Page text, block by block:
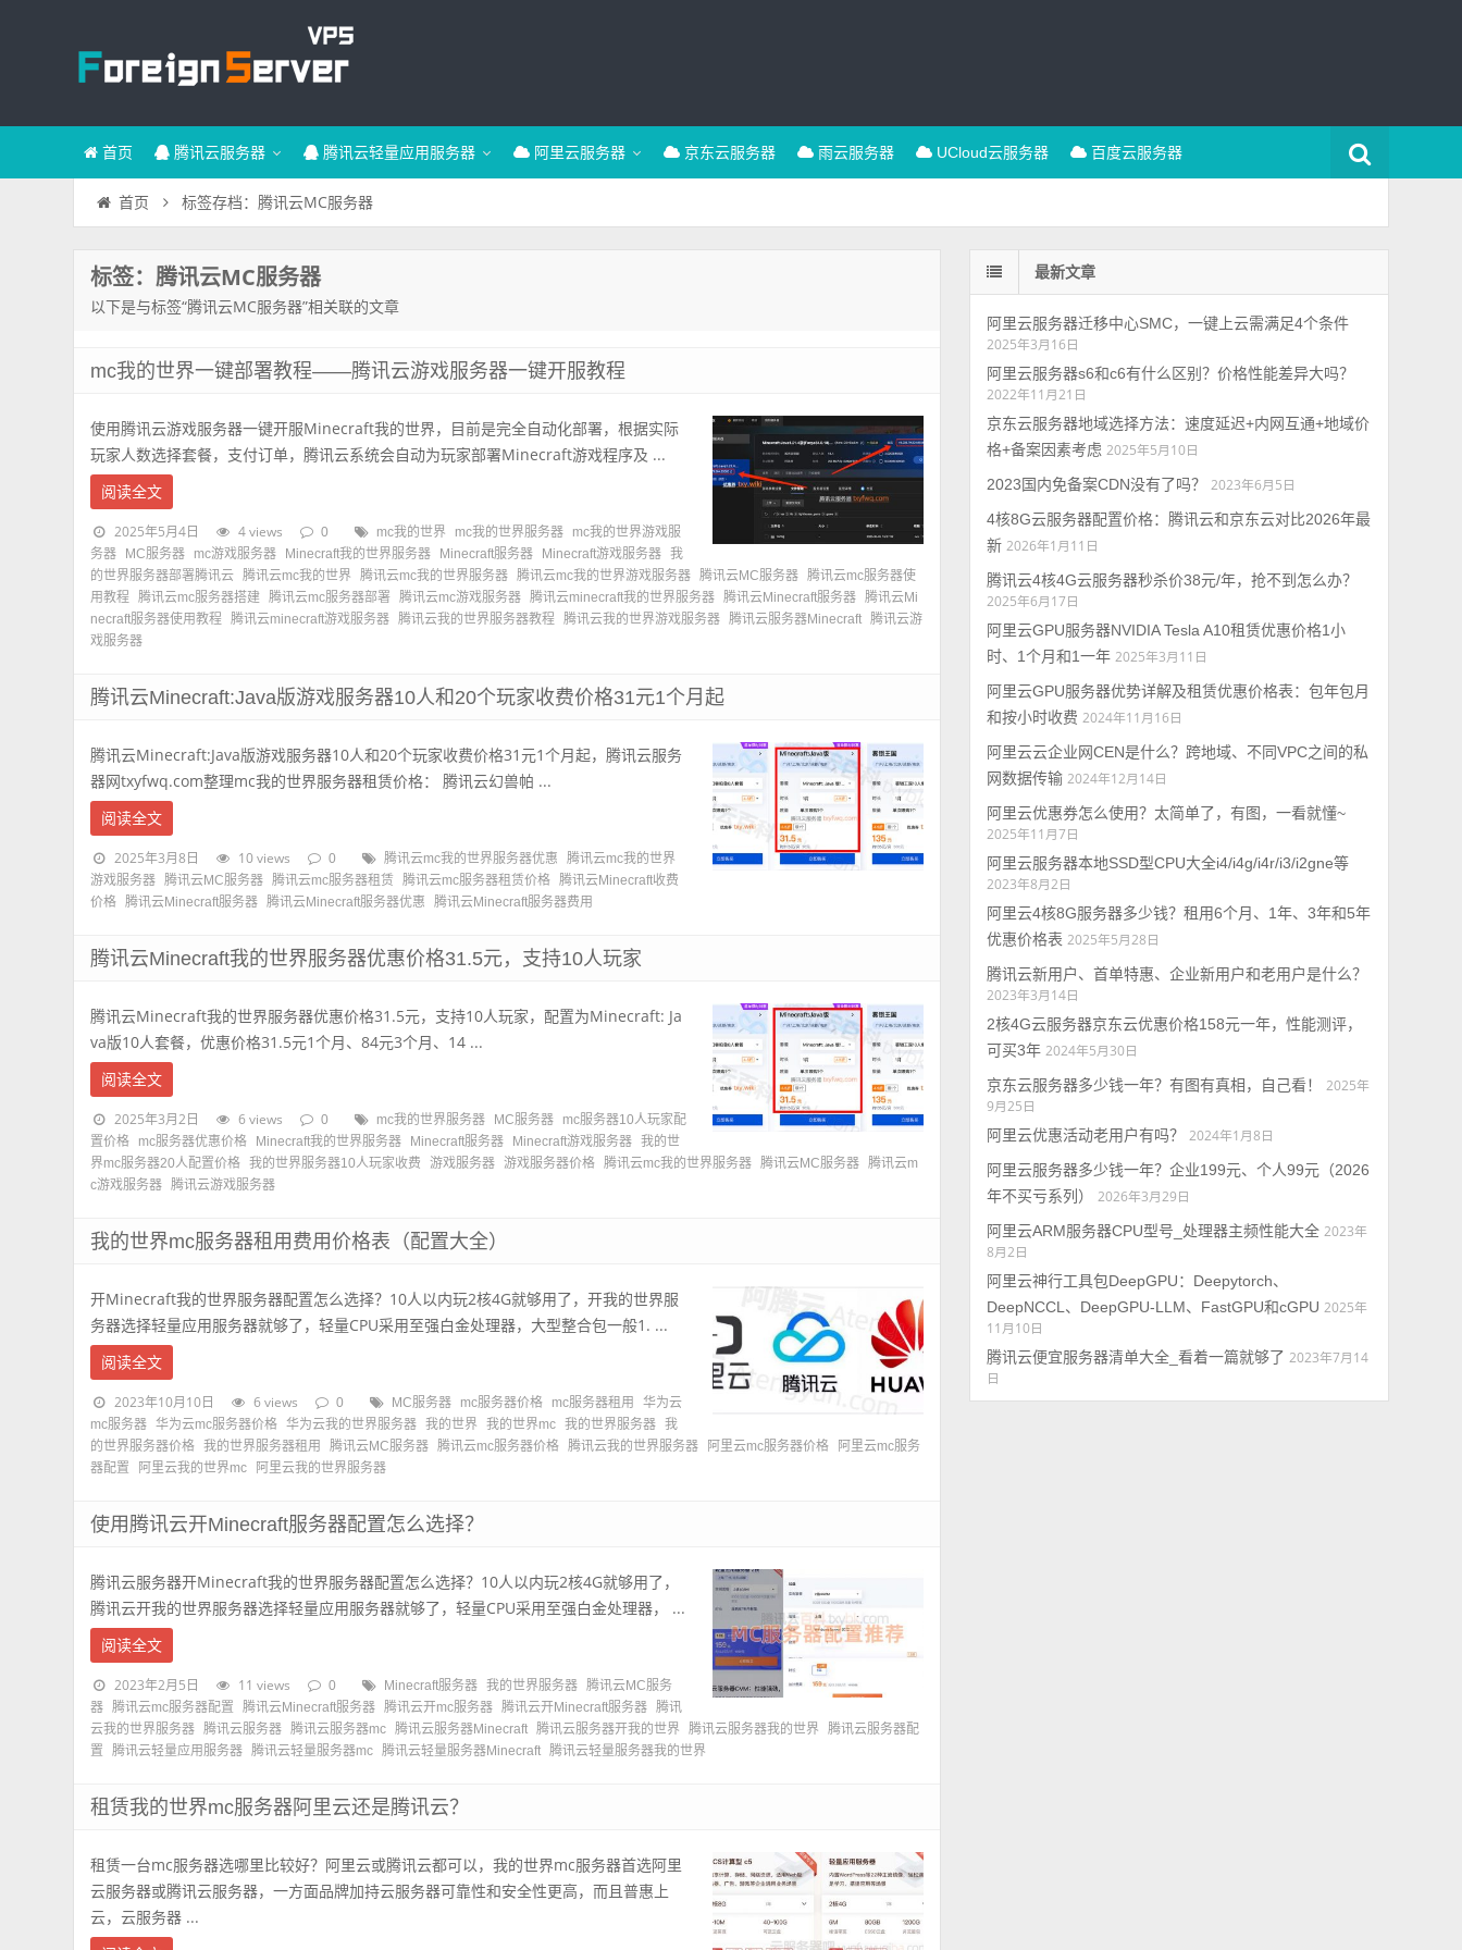
首页 腾讯云服务器 腾讯云轻量应用服务器 阿里云服务器 京东云服务器 雨云服务器 UCloud云服务器 百度云服务器
首页 标签存档：腾讯云MC服务器
标签：腾讯云MC服务器
以下是与标签“腾讯云MC服务器”相关联的文章
mc我的世界一键部署教程——腾讯云游戏服务器一键开服教程
使用腾讯云游戏服务器一键开服Minecraft我的世界，目前是完全自动化部署，根据实际
玩家人数选择套餐，支付订单，腾讯云系统会自动为玩家部署Minecraft游戏程序及 ...
阅读全文
2025年5月4日 4 views 0 mc我的世界 mc我的世界服务器
mc我的世界游戏服
务器
MC服务器 mc游戏服务器 Minecraft我的世界服务器 Minecraft服务器 Minecraft游戏服务器 我
的世界服务器部署腾讯云 腾讯云mc我的世界 腾讯云mc我的世界服务器 腾讯云mc我的世界游戏服务器 腾讯云MC服务器 腾讯云mc服务器使
用教程
腾讯云mc服务器搭建 腾讯云mc服务器部署 腾讯云mc游戏服务器 腾讯云minecraft我的世界服务器 腾讯云Minecraft服务器 腾讯云Mi
necraft服务器使用教程
腾讯云minecraft游戏服务器 腾讯云我的世界服务器教程 腾讯云我的世界游戏服务器 腾讯云服务器Minecraft 腾讯云游
戏服务器
腾讯云Minecraft:Java版游戏服务器10人和20个玩家收费价格31元1个月起
腾讯云Minecraft:Java版游戏服务器10人和20个玩家收费价格31元1个月起，腾讯云服务
器网txyfwq.com整理mc我的世界服务器租赁价格： 腾讯云幻兽帕 ...
阅读全文
2025年3月8日 10 views 0 腾讯云mc我的世界服务器优惠
腾讯云mc我的世界
游戏服务器 腾讯云MC服务器 腾讯云mc服务器租赁 腾讯云mc服务器租赁价格 腾讯云Minecraft收费
价格 腾讯云Minecraft服务器 腾讯云Minecraft服务器优惠 腾讯云Minecraft服务器费用
腾讯云Minecraft我的世界服务器优惠价格31.5元，支持10人玩家
腾讯云Minecraft我的世界服务器优惠价格31.5元，支持10人玩家，配置为Minecraft: Ja
va版10人套餐，优惠价格31.5元1个月、84元3个月、14 ...
阅读全文
2025年3月2日 6 views 0 mc我的世界服务器 MC服务器
mc服务器10人玩家配
置价格
mc服务器优惠价格 Minecraft我的世界服务器 Minecraft服务器 Minecraft游戏服务器 我的世
界mc服务器20人配置价格 我的世界服务器10人玩家收费 游戏服务器 游戏服务器价格 腾讯云mc我的世界服务器 腾讯云MC服务器 腾讯云m
c游戏服务器 腾讯云游戏服务器
我的世界mc服务器租用费用价格表（配置大全）
开Minecraft我的世界服务器配置怎么选择？10人以内玩2核4G就够用了，开我的世界服
务器选择轻量应用服务器就够了，轻量CPU采用至强白金处理器，大型整合包一般1. ...
阅读全文
2023年10月10日 6 views 0 MC服务器 mc服务器价格 mc服务器租用
华为云
mc服务器 华为云mc服务器价格 华为云我的世界服务器 我的世界 我的世界mc 我的世界服务器 我
的世界服务器价格 我的世界服务器租用 腾讯云MC服务器 腾讯云mc服务器价格 腾讯云我的世界服务器 阿里云mc服务器价格
阿里云mc服务
器配置
阿里云我的世界mc 阿里云我的世界服务器
使用腾讯云开Minecraft服务器配置怎么选择？
腾讯云服务器开Minecraft我的世界服务器配置怎么选择？10人以内玩2核4G就够用了，
腾讯云开我的世界服务器选择轻量应用服务器就够了，轻量CPU采用至强白金处理器， ...
阅读全文
2023年2月5日 11 views 0 Minecraft服务器 我的世界服务器 腾讯云MC服务
器 腾讯云mc服务器配置 腾讯云Minecraft服务器 腾讯云开mc服务器 腾讯云开Minecraft服务器 腾讯
云我的世界服务器 腾讯云服务器 腾讯云服务器mc 腾讯云服务器Minecraft 腾讯云服务器开我的世界 腾讯云服务器我的世界
腾讯云服务器配
置
腾讯云轻量应用服务器 腾讯云轻量服务器mc 腾讯云轻量服务器Minecraft 腾讯云轻量服务器我的世界
租赁我的世界mc服务器阿里云还是腾讯云？
租赁一台mc服务器选哪里比较好？阿里云或腾讯云都可以，我的世界mc服务器首选阿里
云服务器或腾讯云服务器，一方面品牌加持云服务器可靠性和安全性更高，而且普惠上
云，云服务器 ...
最新文章
阿里云服务器迁移中心SMC，一键上云需满足4个条件
2025年3月16日
阿里云服务器s6和c6有什么区别？价格性能差异大吗？
2022年11月21日
京东云服务器地域选择方法：速度延迟+内网互通+地域价
格+备案因素考虑 2025年5月10日
2023国内免备案CDN没有了吗？
2023年6月5日
4核8G云服务器配置价格：腾讯云和京东云对比2026年最
新 2026年1月11日
腾讯云4核4G云服务器秒杀价38元/年，抢不到怎么办？
2025年6月17日
阿里云GPU服务器NVIDIA Tesla A10租赁优惠价格1小
时、1个月和1一年 2025年3月11日
阿里云GPU服务器优势详解及租赁优惠价格表：包年包月
和按小时收费 2024年11月16日
阿里云云企业网CEN是什么？跨地域、不同VPC之间的私
网数据传输 2024年12月14日
阿里云优惠券怎么使用？太简单了，有图，一看就懂~
2025年11月7日
阿里云服务器本地SSD型CPU大全i4/i4g/i4r/i3/i2gne等
2023年8月2日
阿里云4核8G服务器多少钱？租用6个月、1年、3年和5年
优惠价格表 2025年5月28日
腾讯云新用户、首单特惠、企业新用户和老用户是什么？
2023年3月14日
2核4G云服务器京东云优惠价格158元一年，性能测评，
可买3年 2024年5月30日
京东云服务器多少钱一年？有图有真相，自己看！
2025年
9月25日
阿里云优惠活动老用户有吗？
2024年1月8日
阿里云服务器多少钱一年？企业199元、个人99元（2026
年不买亏系列）
2026年3月29日
阿里云ARM服务器CPU型号_处理器主频性能大全 2023年
8月2日
阿里云神行工具包DeepGPU：Deepytorch、
DeepNCCL、DeepGPU-LLM、FastGPU和cGPU 2025年
11月10日
腾讯云便宜服务器清单大全_看着一篇就够了 2023年7月14
日